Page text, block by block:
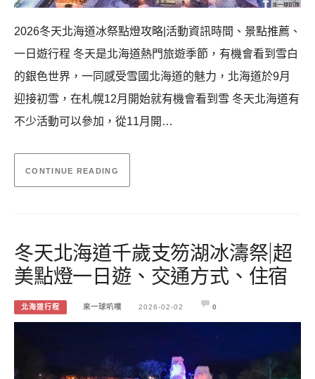
2026冬天北海道冰祭點燈攻略|活動資訊時間、景點推薦、
一日遊行程 冬天是北海道熱門旅遊季節，有機會看到雪白
的銀色世界，一同感受雪國北海道的魅力，北海道於9月
迎接初雪，在札幌12月開始就有機會看到雪 冬天北海道有
不少活動可以參加，從11月開…
CONTINUE READING
冬天北海道千歲支笏湖冰濤祭|超
美點燈一日遊、交通方式、住宿
北海道行程 來一球叭噗 2026-02-02 0